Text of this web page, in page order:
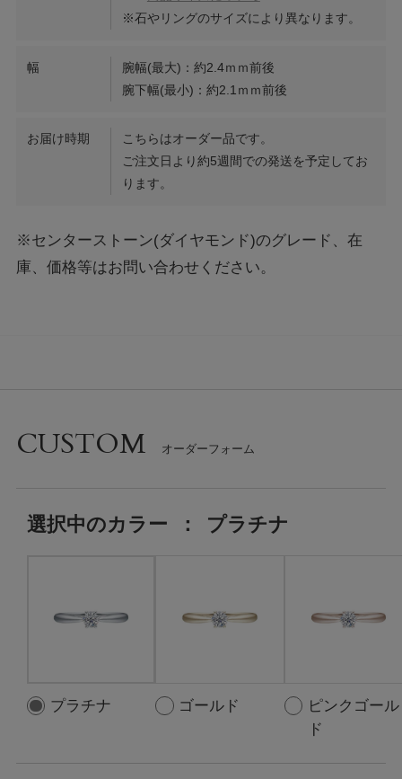
※石やリングのサイズにより異なります。
幅
腕幅(最大)：約2.4ｍｍ前後
腕下幅(最小)：約2.1ｍｍ前後
お届け時期
こちらはオーダー品です。
ご注文日より約5週間での発送を予定してお
ります。
※センターストーン(ダイヤモンド)のグレード、在
庫、価格等はお問い合わせください。
CUSTOM
選択中のカラー ： プラチナ
プラチナ ゴールド
ピンクゴール
ド